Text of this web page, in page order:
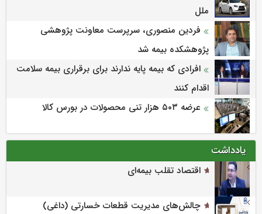
ملل
فردین منصوری، سرپرست معاونت پژوهشی
پژوهشكده بیمه شد
افرادی که بیمه پایه ندارند برای برقراری بیمه سلامت
اقدام کنند
عرضه ۵۰۳ هزار تنی محصولات در بورس کالا
یادداشت
اقتصاد تقلب بیمه‌ای
چالش‌های مدیریت قطعات خسارتی (داغی)